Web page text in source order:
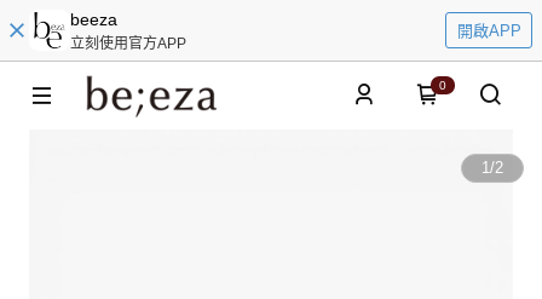
beeza
立刻使用官方APP
開啟APP
0
1/2